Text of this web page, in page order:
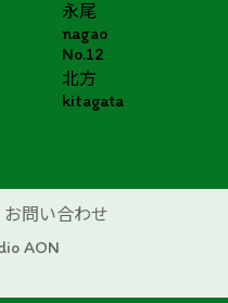
永尾
nagao
No.12
北方
kitagata
お問い合わせ
AON